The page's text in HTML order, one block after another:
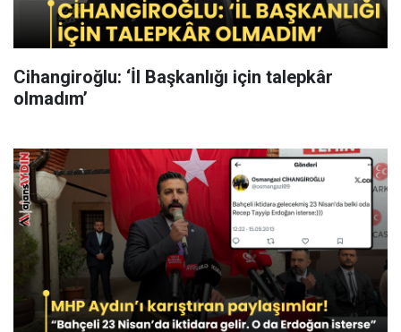
Cihangiroğlu: ‘İl Başkanlığı için talepkâr
olmadım’